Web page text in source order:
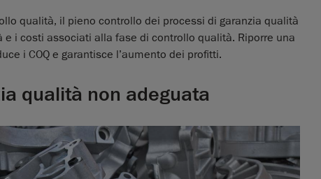
qualità, il pieno controllo dei processi di garanzia qualità
i costi associati alla fase di controllo qualità. Riporre una
i COQ e garantisce l’aumento dei profitti.
qualità non adeguata